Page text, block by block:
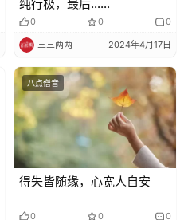
纯行极，最后……
0 0 0
三三两两 2024年4月17日
八点僧音
得失皆随缘，心宽人自安
0 0 0